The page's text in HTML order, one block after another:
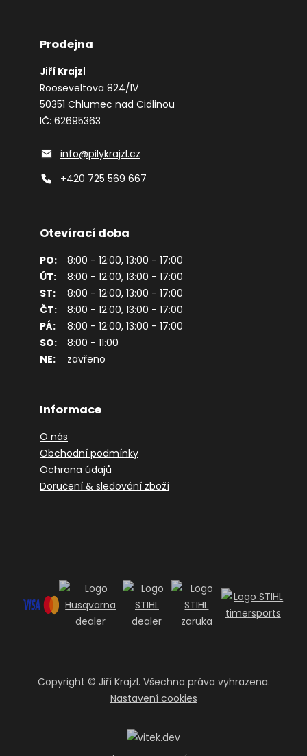
Prodejna
Jiří Krajzl
Rooseveltova 824/IV
50351 Chlumec nad Cidlinou
IČ: 62695363
info@pilykrajzl.cz
+420 725 569 667
Otevírací doba
PO:
8:00 - 12:00, 13:00 - 17:00
ÚT:
8:00 - 12:00, 13:00 - 17:00
ST:
8:00 - 12:00, 13:00 - 17:00
ČT:
8:00 - 12:00, 13:00 - 17:00
PÁ:
8:00 - 12:00, 13:00 - 17:00
SO:
8:00 - 11:00
NE:
zavřeno
Informace
O nás
Obchodní podmínky
Ochrana údajů
Doručení & sledování zboží
Copyright © Jiří Krajzl. Všechna práva vyhrazena.
Nastavení cookies